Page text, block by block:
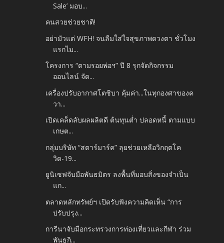
Sale’ มอบ...
คนสวยช่วยชาติ!
อย่ามัวแต่ WFH! จนลืมใส่ใจสุขภาพดวงตา ชั่วโมง
แรกไม...
โครงการ “ตามรอยพ่อฯ” ปี 8 รุกจัดกิจกรรม
ออนไลน์ จัด...
เครื่องปรับอากาศโตชิบา คุ้มค่า...ในทุกองศาของค
วา...
เปิดเคล็ดลับผลผลิตดี ต้นทุนต่ำ ปลอดหนี้ ตามแบบ
เกษต...
กลุ่มบริษัท “สตาร์มาร์ค” ลุยช่วยเหลือวิกฤตโค
วิด-19...
ยูนิเซฟจับมือพันธมิตร ลงพื้นที่มอบสิ่งของจำเป็น
แก...
ตลาดหลักทรัพย์ฯ เปิดรับฟังความคิดเห็น “การ
ปรับปรุง...
การีนาจับมือกระทรวงการท่องเที่ยวและกีฬา ร่วม
พันธกิ...